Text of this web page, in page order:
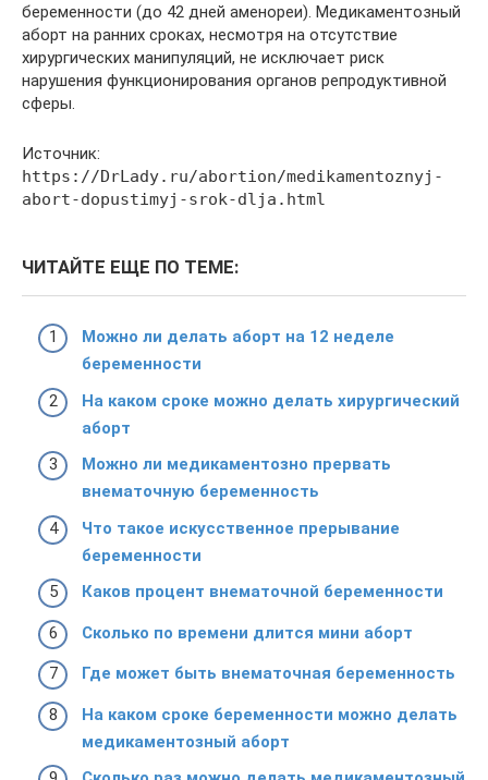
беременности (до 42 дней аменореи). Медикаментозный
аборт на ранних сроках, несмотря на отсутствие
хирургических манипуляций, не исключает риск
нарушения функционирования органов репродуктивной
сферы.
Источник:
https://DrLady.ru/abortion/medikamentoznyj-
abort-dopustimyj-srok-dlja.html
ЧИТАЙТЕ ЕЩЕ ПО ТЕМЕ:
Можно ли делать аборт на 12 неделе
беременности
На каком сроке можно делать хирургический
аборт
Можно ли медикаментозно прервать
внематочную беременность
Что такое искусственное прерывание
беременности
Каков процент внематочной беременности
Сколько по времени длится мини аборт
Где может быть внематочная беременность
На каком сроке беременности можно делать
медикаментозный аборт